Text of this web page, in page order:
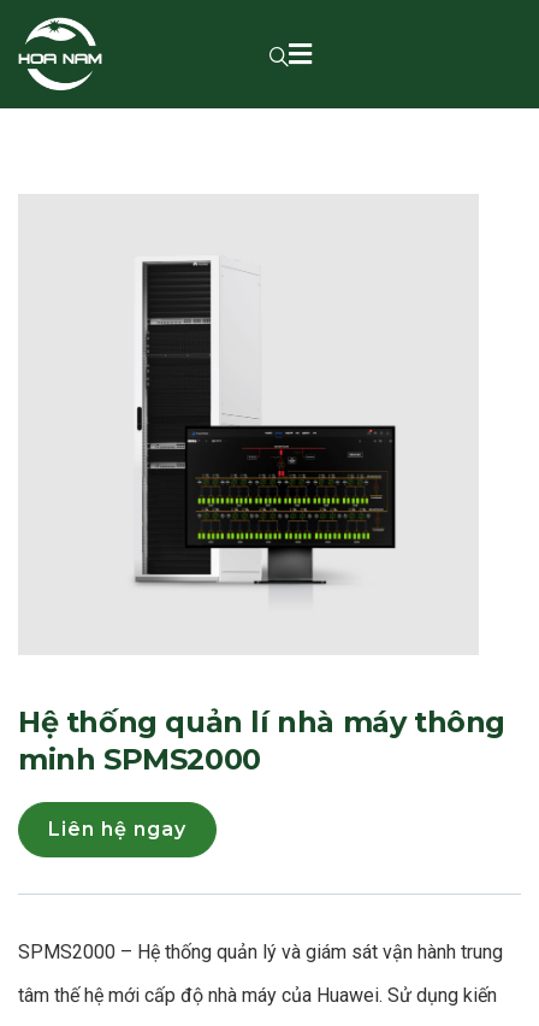
Hệ thống quản lí nhà máy thông
minh SPMS2000
Liên hệ ngay
SPMS2000 – Hệ thống quản lý và giám sát vận hành trung
tâm thế hệ mới cấp độ nhà máy của Huawei. Sử dụng kiến